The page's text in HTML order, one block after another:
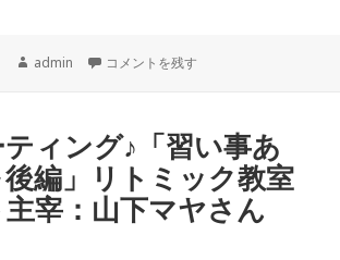
e r
e
d
s
y
n
k
作
admin 取材：日本橋パパの会「パパフェス」
コメントを残す
ィング♪「習い事あ
編」リトミック教室
宰：山下マヤさん